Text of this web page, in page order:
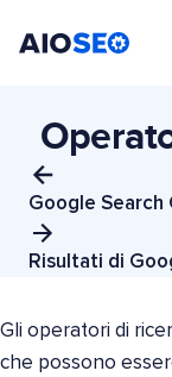
Google Search
Risultati di
Gli operatori di
che possono